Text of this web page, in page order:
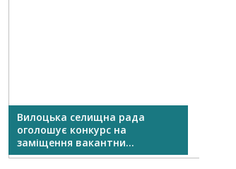
Вилоцька селищна рада
оголошує конкурс на
заміщення вакантни...